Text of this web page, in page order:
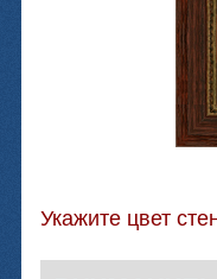
Укажите цвет